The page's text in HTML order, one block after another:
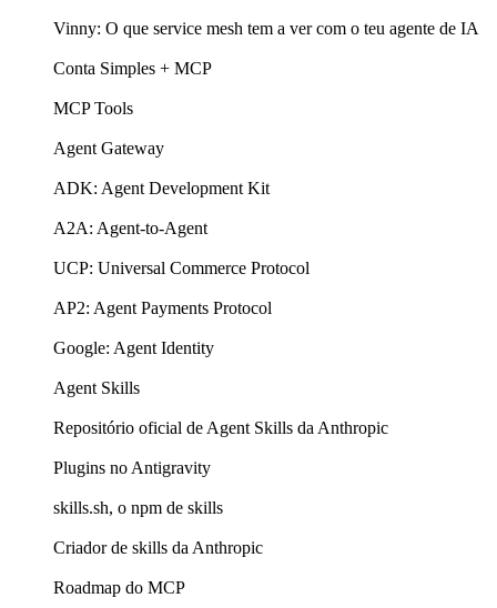
Vinny: O que service mesh tem a ver com o teu agente de IA
Conta Simples + MCP
MCP Tools
Agent Gateway
ADK: Agent Development Kit
A2A: Agent-to-Agent
UCP: Universal Commerce Protocol
AP2: Agent Payments Protocol
Google: Agent Identity
Agent Skills
Repositório oficial de Agent Skills da Anthropic
Plugins no Antigravity
skills.sh, o npm de skills
Criador de skills da Anthropic
Roadmap do MCP